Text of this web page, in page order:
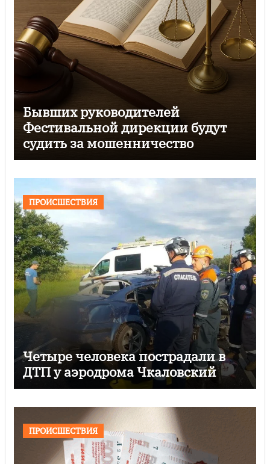
Бывших руководителей
Фестивальной дирекции будут
судить за мошенничество
ПРОИСШЕСТВИЯ
Четыре человека пострадали в
ДТП у аэродрома Чкаловский
ПРОИСШЕСТВИЯ